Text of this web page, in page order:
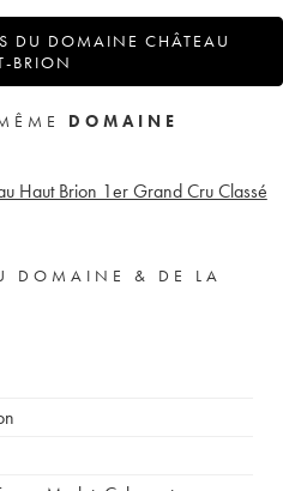
DU DOMAINE CHÂTEAU
BRION
DOMAINE
Haut Brion 1er Grand Cru Classé
DOMAINE & DE LA